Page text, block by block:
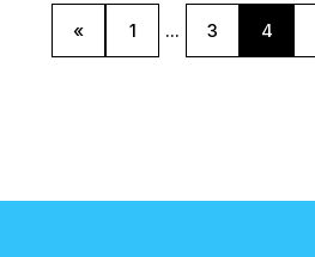
« 1 ... 3 4